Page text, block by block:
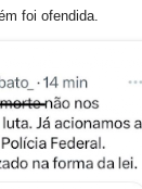
foi ofendida.